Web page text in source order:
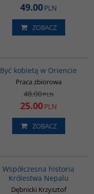
49.00PLN
ZOBACZ
Być kobietą w Oriencie
Praca zbiorowa
48.00PLN
25.00PLN
ZOBACZ
Współczesna historia
Królestwa Nepalu
Dębnicki Krzysztof